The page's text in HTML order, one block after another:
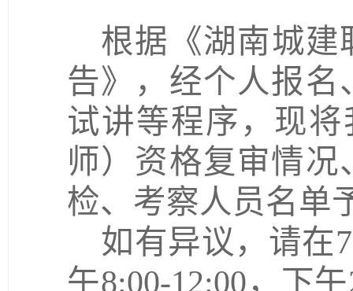
根据《湖南城建
告》，经个人报
试讲等程序，现
师）资格复审情
检、考察人员名单
如有异议，请在7
午8:00-12:00，下午